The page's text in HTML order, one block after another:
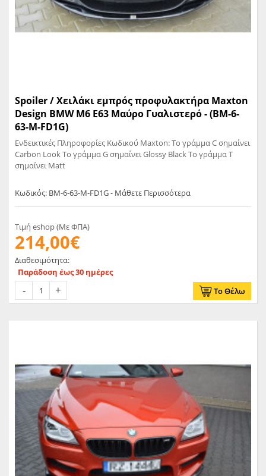
Spoiler / Χειλάκι εμπρός προφυλακτήρα Maxton
Design BMW M6 E63 Μαύρο Γυαλιστερό - (BM-6-
63-M-FD1G)
Ενδεικτικές Πληροφορίες Κωδικού Maxton: Το γράμμα C σημαίνει
Carbon Look Το γράμμα G σημαίνει Glossy Black Το γράμμα T
σημαίνει Matt
Κωδικός: BM-6-63-M-FD1G - Μάθετε Περισσότερα
Τιμή eshop (Με ΦΠΑ)
214,00€
Διαθεσιμότητα:
Παράδοση έως 30 ημέρες
Το Θέλω